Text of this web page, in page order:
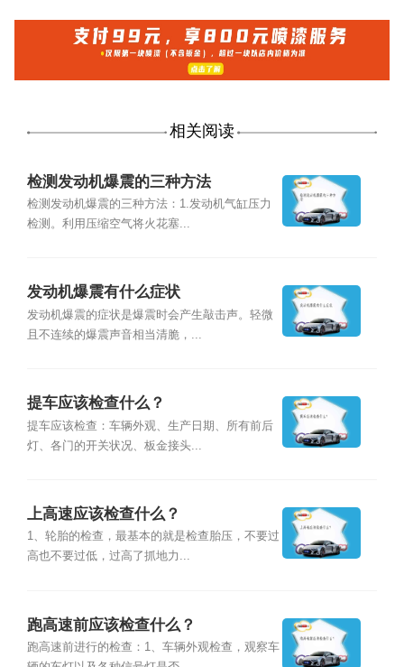
相关阅读
检测发动机爆震的三种方法
检测发动机爆震的三种方法：1.发动机气缸压力
检测。利用压缩空气将火花塞...
发动机爆震有什么症状
发动机爆震的症状是爆震时会产生敲击声。轻微
且不连续的爆震声音相当清脆，...
提车应该检查什么？
提车应该检查：车辆外观、生产日期、所有前后
灯、各门的开关状况、板金接头...
上高速应该检查什么？
1、轮胎的检查，最基本的就是检查胎压，不要过
高也不要过低，过高了抓地力...
跑高速前应该检查什么？
跑高速前进行的检查：1、车辆外观检查，观察车